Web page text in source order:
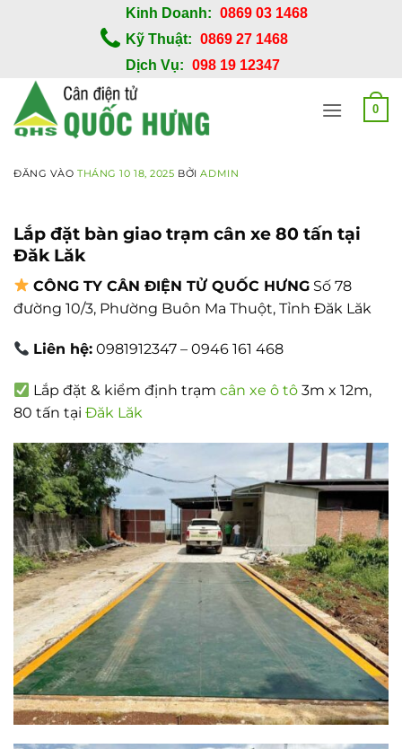
dung
Kinh Doanh: 0869 03 1468
Kỹ Thuật: 0869 27 1468
Dịch Vụ: 098 19 12347
0
ĐĂNG VÀOTHÁNG 10 18, 2025 BỞIADMIN
Lắp đặt bàn giao trạm cân xe 80 tấn tại
Đăk Lăk
CÔNG TY CÂN ĐIỆN TỬ QUỐC HƯNG Số 78
đường 10/3, Phường Buôn Ma Thuột, Tỉnh Đăk Lăk
Liên hệ: 0981912347 – 0946 161 468
Lắp đặt & kiểm định trạmcân xe ô tô 3m x 12m,
80 tấn tại Đăk Lăk